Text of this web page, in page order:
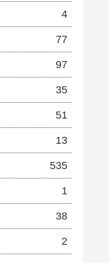
4
77
97
35
51
13
535
1
38
2